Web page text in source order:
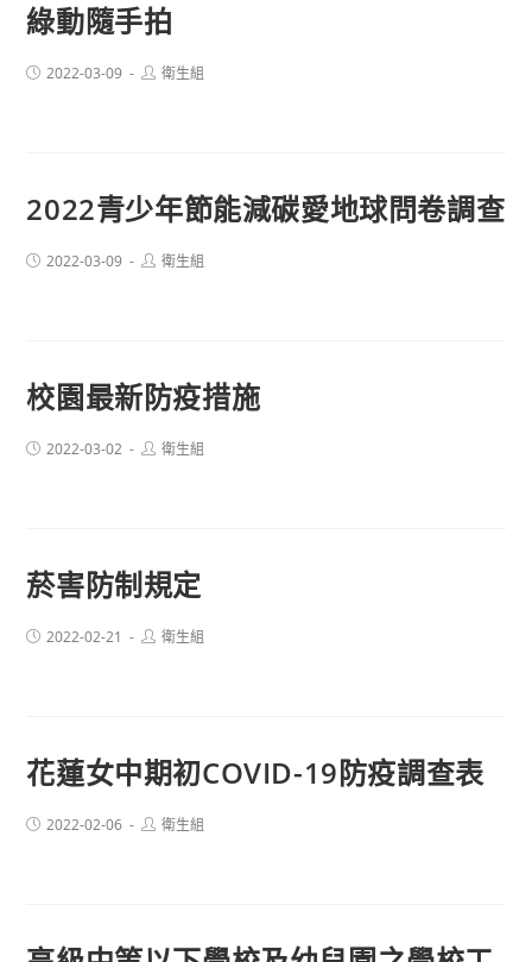
綠動隨手拍
Post2022-03-09
Post衛生組
2022青少年節能減碳愛地球問卷調查
Post2022-03-09
Post衛生組
校園最新防疫措施
Post2022-03-02
Post衛生組
菸害防制規定
Post2022-02-21
Post衛生組
花蓮女中期初COVID-19防疫調查表
Post2022-02-06
Post衛生組